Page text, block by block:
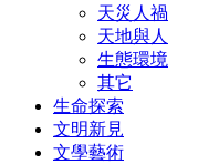
天災人禍
天地與人
生態環境
其它
生命探索
文明新見
文學藝術